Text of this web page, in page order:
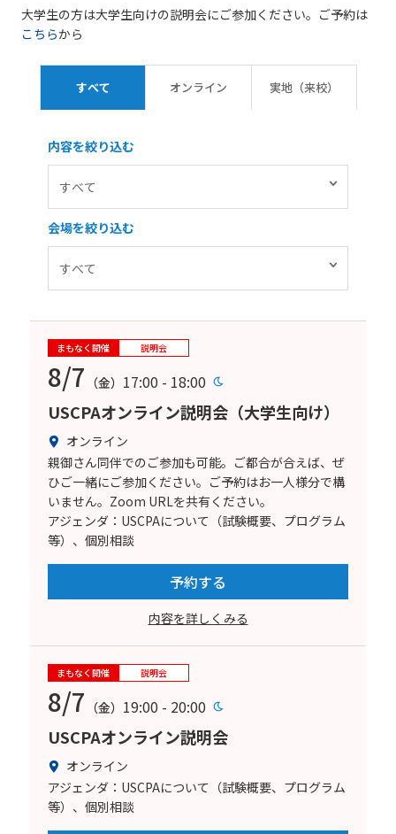
大学生の方は大学生向けの説明会にご参加ください。ご予約は
こちらから
すべて オンライン 実地（来校）
内容を絞り込む
会場を絞り込む
まもなく開催 説明会
8/7 （金） 17:00 - 18:00
USCPAオンライン説明会（大学生向け）
オンライン
親御さん同伴でのご参加も可能。ご都合が合えば、ぜ
ひご一緒にご参加ください。ご予約はお一人様分で構
いません。Zoom URLを共有ください。
アジェンダ：USCPAについて（試験概要、プログラム
等）、個別相談
予約する
内容を詳しくみる
まもなく開催 説明会
8/7 （金） 19:00 - 20:00
USCPAオンライン説明会
オンライン
アジェンダ：USCPAについて（試験概要、プログラム
等）、個別相談